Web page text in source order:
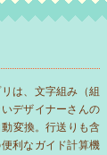
は、文字組み（組
デザイナーさんの
変換。行送りも含
利なガイド計算機